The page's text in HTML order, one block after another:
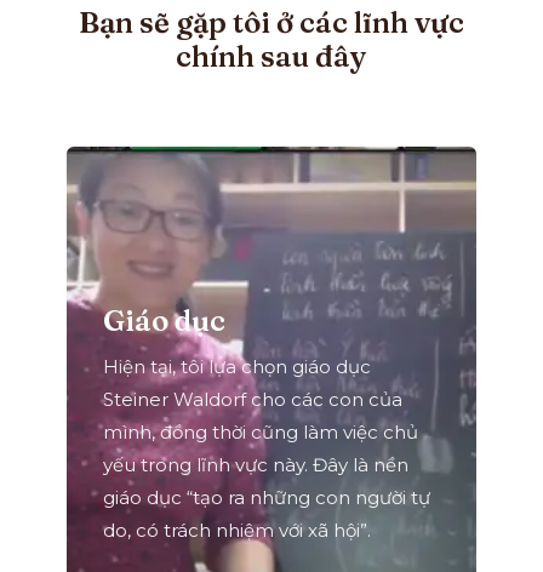
Bạn sẽ gặp tôi ở các lĩnh vực
chính sau đây
Giáo dục
Hiện tại, tôi lựa chọn giáo dục
Steiner Waldorf cho các con của
mình, đồng thời cũng làm việc chủ
yếu trong lĩnh vực này. Đây là nền
giáo dục “tạo ra những con người tự
do, có trách nhiệm với xã hội”.